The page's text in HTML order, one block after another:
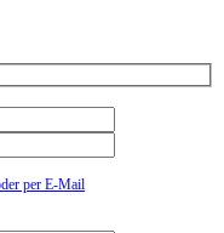
per E-Mail